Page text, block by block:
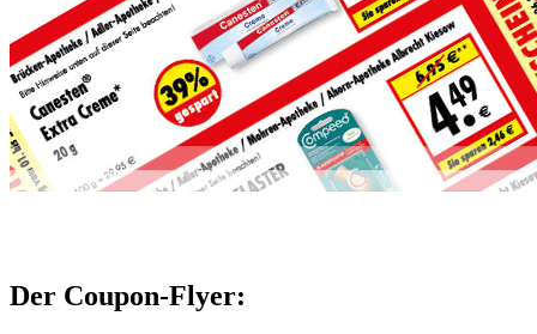
Der Coupon-Flyer: